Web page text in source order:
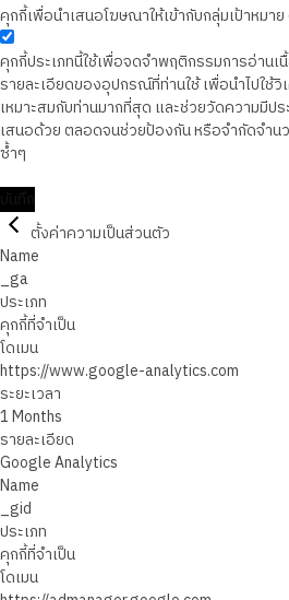
คุกกี้เพื่อนำเสนอโฆษณาให้เข้ากับกลุ่มเป้าหมา
คุกกี้ประเภทนี้ใช้เพื่อจดจำพฤติกรรมการอ่านเ
รายละเอียดของอุปกรณ์ที่ท่านใช้ เพื่อนำไปใช้
เหมาะสมกับท่านมากที่สุด และช่วยวัดความมีป
เสนอด้วย ตลอดจนช่วยป้องกัน หรือจำกัดจำน
ซ้ำๆ
ตั้งค่าความเป็นส่วนตัว
Name
_ga
ประเภท
คุกกี้ที่จำเป็น
โดเมน
https://www.google-analytics.com
ระยะเวลา
1 Months
รายละเอียด
Google Analytics
Name
_gid
ประเภท
คุกกี้ที่จำเป็น
โดเมน